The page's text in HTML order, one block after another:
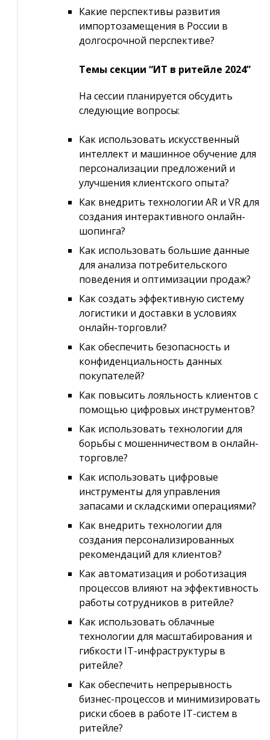
Какие перспективы развития
импортозамещения в России в
долгосрочной перспективе?
Темы секции “ИТ в ритейле 2024”
На сессии планируется обсудить
следующие вопросы:
Как использовать искусственный
интеллект и машинное обучение для
персонализации предложений и
улучшения клиентского опыта?
Как внедрить технологии AR и VR для
создания интерактивного онлайн-
шопинга?
Как использовать большие данные
для анализа потребительского
поведения и оптимизации продаж?
Как создать эффективную систему
логистики и доставки в условиях
онлайн-торговли?
Как обеспечить безопасность и
конфиденциальность данных
покупателей?
Как повысить лояльность клиентов с
помощью цифровых инструментов?
Как использовать технологии для
борьбы с мошенничеством в онлайн-
торговле?
Как использовать цифровые
инструменты для управления
запасами и складскими операциями?
Как внедрить технологии для
создания персонализированных
рекомендаций для клиентов?
Как автоматизация и роботизация
процессов влияют на эффективность
работы сотрудников в ритейле?
Как использовать облачные
технологии для масштабирования и
гибкости IT-инфраструктуры в
ритейле?
Как обеспечить непрерывность
бизнес-процессов и минимизировать
риски сбоев в работе IT-систем в
ритейле?